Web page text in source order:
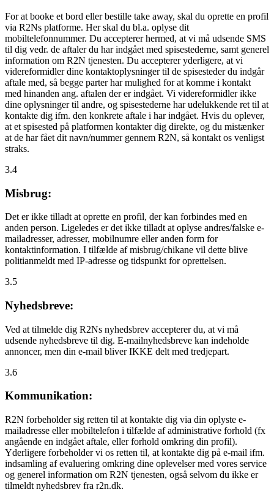
For at booke et bord eller bestille take away, skal du oprette en profil
via R2Ns platforme. Her skal du bl.a. oplyse dit
mobiltelefonnummer. Du accepterer hermed, at vi må udsende SMS
til dig vedr. de aftaler du har indgået med spisestederne, samt generel
information om R2N tjenesten. Du accepterer yderligere, at vi
videreformidler dine kontaktoplysninger til de spisesteder du indgår
aftale med, så begge parter har mulighed for at komme i kontakt
med hinanden ang. aftalen der er indgået. Vi videreformidler ikke
dine oplysninger til andre, og spisestederne har udelukkende ret til at
kontakte dig ifm. den konkrete aftale i har indgået. Hvis du oplever,
at et spisested på platformen kontakter dig direkte, og du mistænker
at de har fået dit navn/nummer gennem R2N, så kontakt os venligst
straks.
3.4
Misbrug:
Det er ikke tilladt at oprette en profil, der kan forbindes med en
anden person. Ligeledes er det ikke tilladt at oplyse andres/falske e-
mailadresser, adresser, mobilnumre eller anden form for
kontaktinformation. I tilfælde af misbrug/chikane vil dette blive
politianmeldt med IP-adresse og tidspunkt for oprettelsen.
3.5
Nyhedsbreve:
Ved at tilmelde dig R2Ns nyhedsbrev accepterer du, at vi må
udsende nyhedsbreve til dig. E-mailnyhedsbreve kan indeholde
annoncer, men din e-mail bliver IKKE delt med tredjepart.
3.6
Kommunikation:
R2N forbeholder sig retten til at kontakte dig via din oplyste e-
mailadresse eller mobiltelefon i tilfælde af administrative forhold (fx
angående en indgået aftale, eller forhold omkring din profil).
Yderligere forbeholder vi os retten til, at kontakte dig på e-mail ifm.
indsamling af evaluering omkring dine oplevelser med vores service
og generel information om R2N tjenesten, også selvom du ikke er
tilmeldt nyhedsbrev fra r2n.dk.